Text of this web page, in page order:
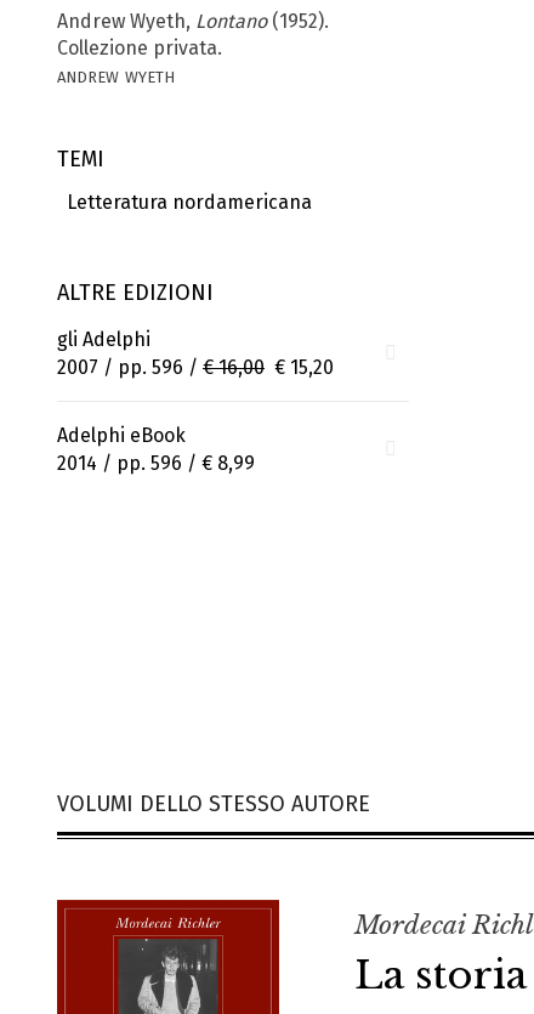
Andrew Wyeth, Lontano (1952).
Collezione privata.
andrew wyeth
TEMI
Letteratura nordamericana
ALTRE EDIZIONI
gli Adelphi
2007 / pp. 596 / € 16,00 € 15,20
Adelphi eBook
2014 / pp. 596 / € 8,99
VOLUMI DELLO STESSO AUTORE
Mordecai
La